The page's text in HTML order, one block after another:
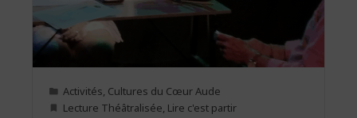
Activités, Cultures du Cœur Aude
Lecture Théâtralisée, Lire c'est partir